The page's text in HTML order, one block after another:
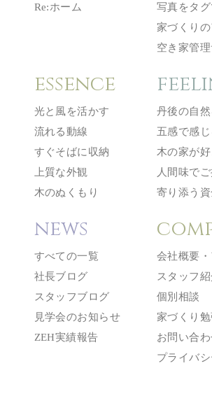
Re:ホーム
写真をタ
家づくり
空き家管
essence
光と風を活かす
流れる動線
すぐそばに収納
上質な外観
木のぬくもり
丹後の自然
五感で感じ
木の家が好
人間味で
寄り添う
news
すべての一覧
社長ブログ
スタッフブログ
見学会のお知らせ
ZEH実績報告
会社概要
スタッフ紹
個別相談
家づくり
お問い合
プライバ